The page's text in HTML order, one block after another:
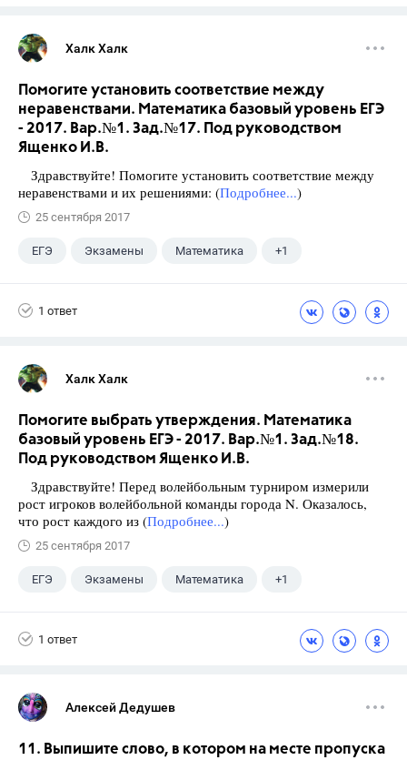
Халк Халк
Помогите установить соответствие между
неравенствами. Математика базовый уровень ЕГЭ
- 2017. Вар.№1. Зад.№17. Под руководством
Ященко И.В.
Здравствуйте! Помогите установить соответствие между
неравенствами и их решениями: (Подробнее...)
25 сентября 2017
ЕГЭ Экзамены Математика +1
1 ответ
Халк Халк
Помогите выбрать утверждения. Математика
базовый уровень ЕГЭ - 2017. Вар.№1. Зад.№18.
Под руководством Ященко И.В.
Здравствуйте! Перед волейбольным турниром измерили
рост игроков волейбольной команды города N. Оказалось,
что рост каждого из (Подробнее...)
25 сентября 2017
ЕГЭ Экзамены Математика +1
1 ответ
Алексей Дедушев
11. Выпишите слово, в котором на месте пропуска